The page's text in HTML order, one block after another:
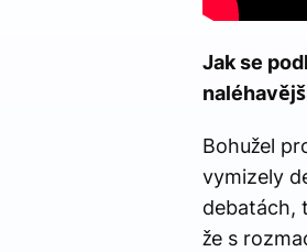
Jak se
Bohužel
vymizely
debatách,
že s